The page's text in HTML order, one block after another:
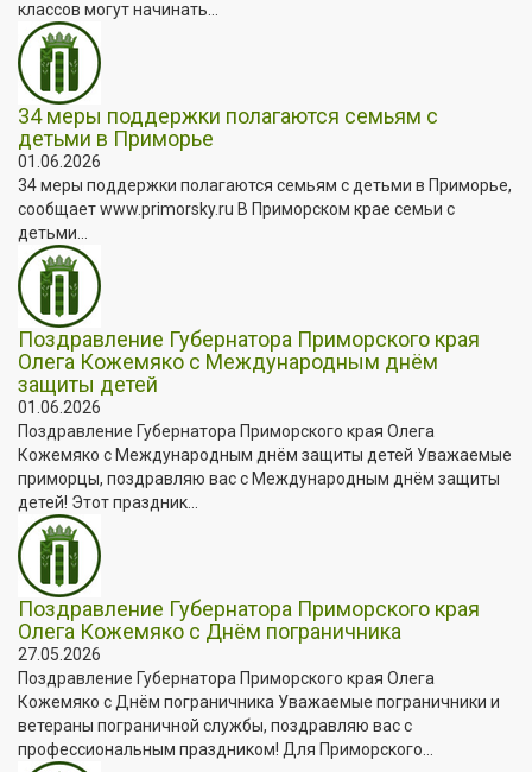
классов могут начинать...
34 меры поддержки полагаются семьям с
детьми в Приморье
01.06.2026
34 меры поддержки полагаются семьям с детьми в Приморье,
сообщает www.primorsky.ru В Приморском крае семьи с
детьми...
Поздравление Губернатора Приморского края
Олега Кожемяко с Международным днём
защиты детей
01.06.2026
Поздравление Губернатора Приморского края Олега
Кожемяко с Международным днём защиты детей Уважаемые
приморцы, поздравляю вас с Международным днём защиты
детей! Этот праздник...
Поздравление Губернатора Приморского края
Олега Кожемяко с Днём пограничника
27.05.2026
Поздравление Губернатора Приморского края Олега
Кожемяко с Днём пограничника Уважаемые пограничники и
ветераны пограничной службы, поздравляю вас с
профессиональным праздником! Для Приморского...